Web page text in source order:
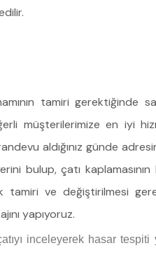
tamiri gerektiğinde
müşterilerimize en iyi
aldığınız günde
bulup, çatı kaplamasının
tamiri ve değiştirilmesi
yapıyoruz.
inceleyerek hasar